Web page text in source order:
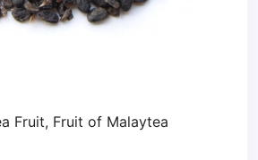
Fruit, Fruit of Malaytea